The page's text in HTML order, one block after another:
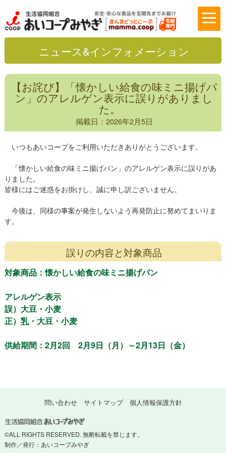
ニュース&インフォメーション
【お詫び】「懐かしい給食の味ミニ揚げパ
ン」のアレルゲン表示に誤りがありまし
た。
掲載日：2026年2月5日
いつもあいコープをご利用いただきありがとうございます。
「懐かしい給食の味ミニ揚げパン」のアレルゲン表示に誤りがあ
りました。
皆様にはご迷惑をお掛けし、誠に申し訳ございません。
今後は、同様の事案が発生しないよう再発防止に努めてまいりま
す。
誤りの内容と対象商品
対象商品：懐かしい給食の味ミニ揚げパン
アレルゲン表示
誤）大豆・小麦
正） 乳・大豆・小麦
供給期間：2月2回 2月9日（月）～2月13日（金）
問い合わせ サイトマップ 個人情報保護方針
©ALL RIGHTS RESERVED. 無断転載を禁じます。
制作／発行： あいコープみやぎ